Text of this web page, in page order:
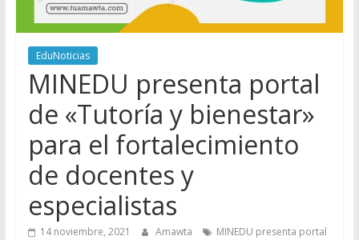
EduNoticias
MINEDU presenta portal
de «Tutoría y bienestar»
para el fortalecimiento
de docentes y
especialistas
14 noviembre, 2021 Amawta
MINEDU presenta portal